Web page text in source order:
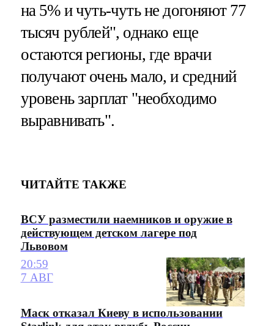
на 5% и чуть-чуть не догоняют 77
тысяч рублей", однако еще
остаются регионы, где врачи
получают очень мало, и средний
уровень зарплат "необходимо
выравнивать".
ЧИТАЙТЕ ТАКЖЕ
ВСУ разместили наемников и оружие в
действующем детском лагере под
Львовом
20:59
7 АВГ
Маск отказал Киеву в использовании